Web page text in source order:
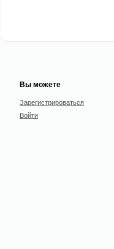
Вы можете
Зарегистрироваться
Войти